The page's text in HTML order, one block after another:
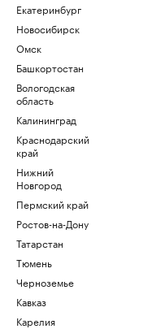
Екатеринбург
Новосибирск
Омск
Башкортостан
Вологодская
область
Калининград
Краснодарский
край
Нижний
Новгород
Пермский край
Ростов-на-Дону
Татарстан
Тюмень
Черноземье
Кавказ
Карелия